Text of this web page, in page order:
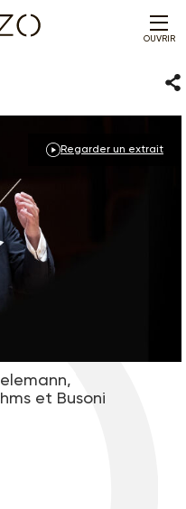
OUVRIR
et Busoni
Regarder un extrait